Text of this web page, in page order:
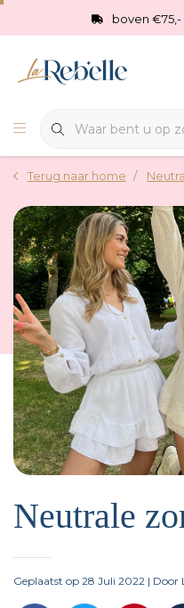
boven
Terug naar home
Neutrale
Geplaatst op 28 Juli 2022 | Door